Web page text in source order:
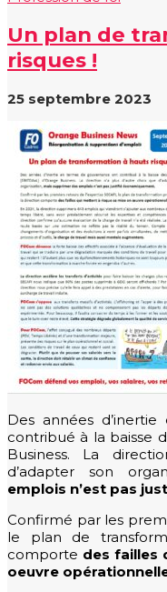
Un plan de
risques !
25 septembre 2023
Des années
contribué à la baisse
Business. La
d’adapter son
emplois n’est pas
Confirmé par les
le plan de
comporte des failles
oeuvre